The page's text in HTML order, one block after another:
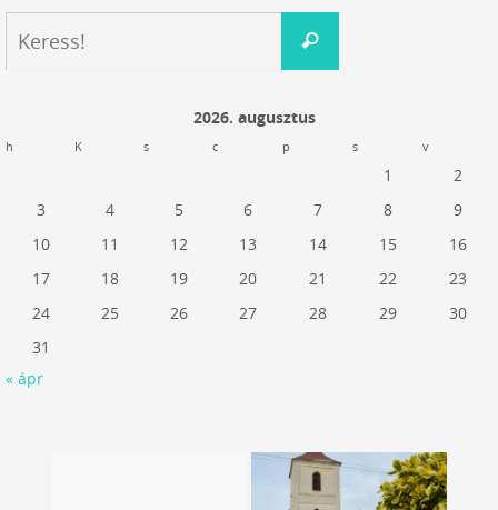
Keress!
2026. augusztus
h K s c p s v
1
2
3
4 5 6 7 8
9
10
11 12 13 14 15
16
17
18 19 20 21 22
23
24
25 26 27 28 29
30
31
« ápr